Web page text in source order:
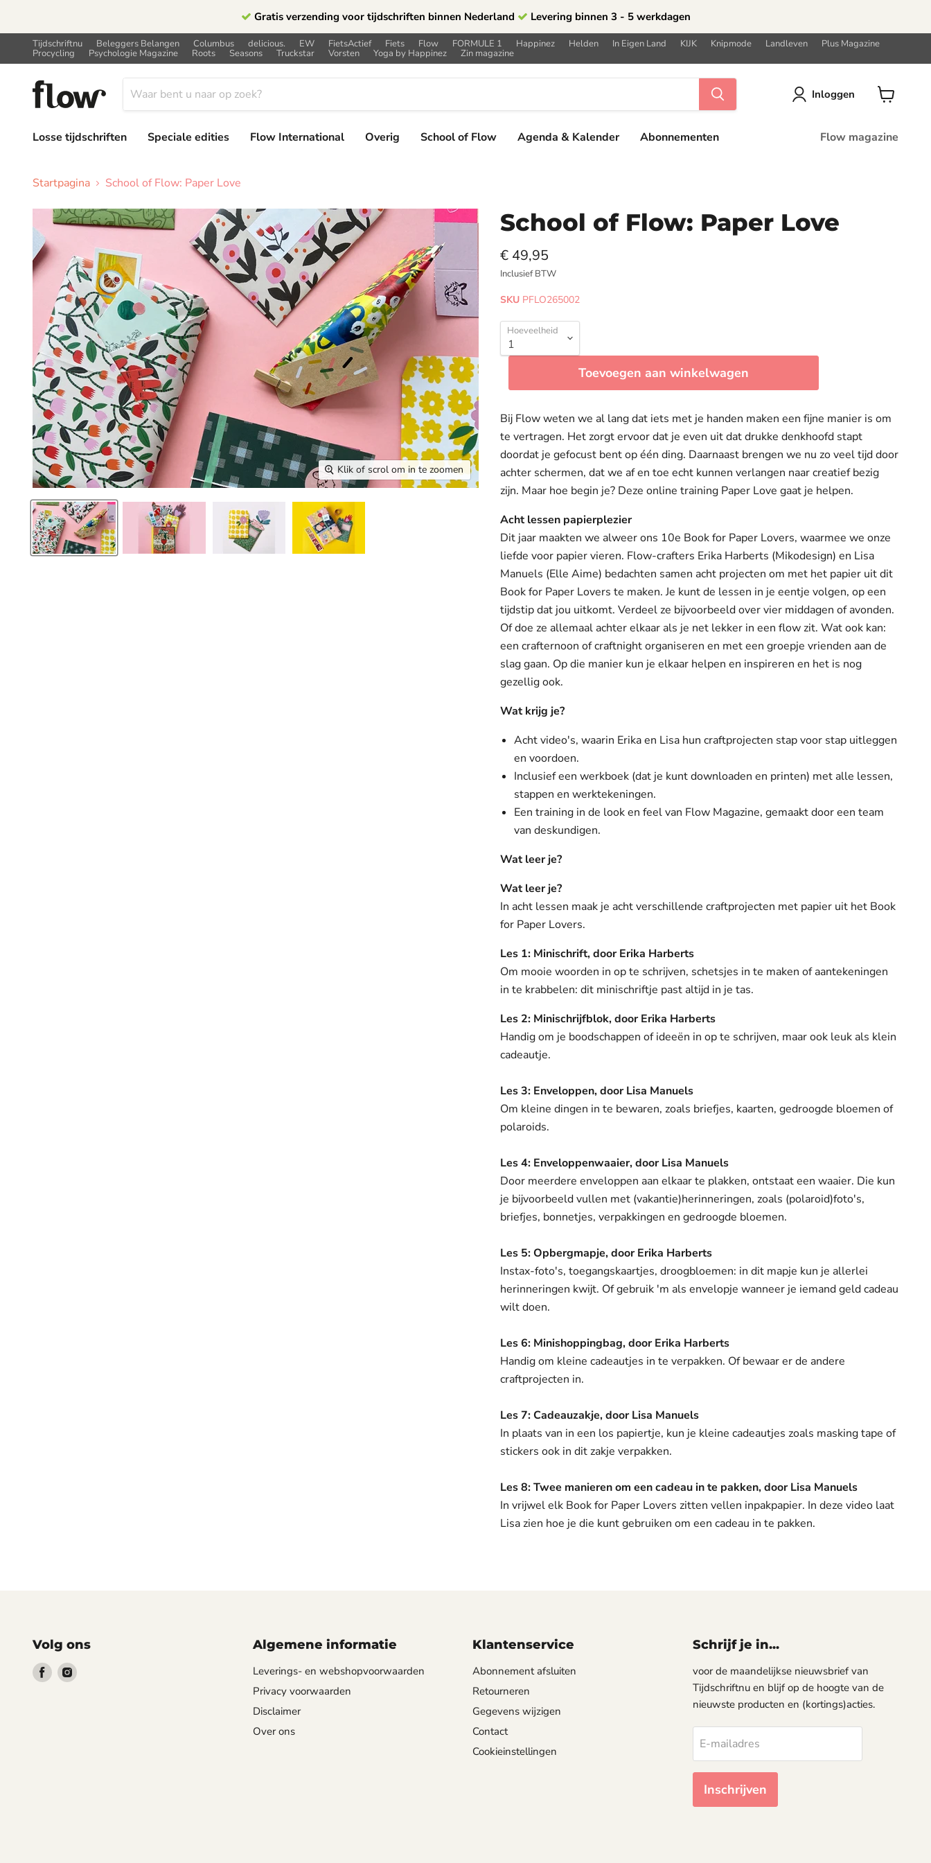
Gratis verzending voor tijdschriften binnen Nederland Levering binnen 3 - 5 werkdagen
Tijdschriftnu Beleggers Belangen Columbus delicious. EW FietsActief Fiets Flow FORMULE 1 Happinez Helden In Eigen Land KIJK Knipmode Landleven Plus Magazine
Procycling Psychologie Magazine Roots Seasons Truckstar Vorsten Yoga by Happinez Zin magazine
Inloggen
Losse tijdschriften
Speciale edities Flow International Overig School of Flow Agenda & Kalender Abonnementen Flow magazine
Startpagina School of Flow: Paper Love
Klik of scrol om in te zoomen
School of Flow: Paper Love
€ 49,95
Inclusief BTW
SKU PFLO265002
Hoeveelheid
Toevoegen aan winkelwagen
Bij Flow weten we al lang dat iets met je handen maken een fijne manier is om
te vertragen. Het zorgt ervoor dat je even uit dat drukke denkhoofd stapt
doordat je gefocust bent op één ding. Daarnaast brengen we nu zo veel tijd door
achter schermen, dat we af en toe echt kunnen verlangen naar creatief bezig
zijn. Maar hoe begin je? Deze online training Paper Love gaat je helpen.
Acht lessen papierplezier
Dit jaar maakten we alweer ons 10e Book for Paper Lovers, waarmee we onze
liefde voor papier vieren. Flow-crafters Erika Harberts (Mikodesign) en Lisa
Manuels (Elle Aime) bedachten samen acht projecten om met het papier uit dit
Book for Paper Lovers te maken. Je kunt de lessen in je eentje volgen, op een
tijdstip dat jou uitkomt. Verdeel ze bijvoorbeeld over vier middagen of avonden.
Of doe ze allemaal achter elkaar als je net lekker in een flow zit. Wat ook kan:
een crafternoon of craftnight organiseren en met een groepje vrienden aan de
slag gaan. Op die manier kun je elkaar helpen en inspireren en het is nog
gezellig ook.
Wat krijg je?
Acht video's, waarin Erika en Lisa hun craftprojecten stap voor stap uitleggen
en voordoen.
Inclusief een werkboek (dat je kunt downloaden en printen) met alle lessen,
stappen en werktekeningen.
Een training in de look en feel van Flow Magazine, gemaakt door een team
van deskundigen.
Wat leer je?
Wat leer je?
In acht lessen maak je acht verschillende craftprojecten met papier uit het Book
for Paper Lovers.
Les 1: Minischrift, door Erika Harberts
Om mooie woorden in op te schrijven, schetsjes in te maken of aantekeningen
in te krabbelen: dit minischriftje past altijd in je tas.
Les 2: Minischrijfblok, door Erika Harberts
Handig om je boodschappen of ideeën in op te schrijven, maar ook leuk als klein
cadeautje.
Les 3: Enveloppen, door Lisa Manuels
Om kleine dingen in te bewaren, zoals briefjes, kaarten, gedroogde bloemen of
polaroids.
Les 4: Enveloppenwaaier, door Lisa Manuels
Door meerdere enveloppen aan elkaar te plakken, ontstaat een waaier. Die kun
je bijvoorbeeld vullen met (vakantie)herinneringen, zoals (polaroid)foto's,
briefjes, bonnetjes, verpakkingen en gedroogde bloemen.
Les 5: Opbergmapje, door Erika Harberts
Instax-foto's, toegangskaartjes, droogbloemen: in dit mapje kun je allerlei
herinneringen kwijt. Of gebruik 'm als envelopje wanneer je iemand geld cadeau
wilt doen.
Les 6: Minishoppingbag, door Erika Harberts
Handig om kleine cadeautjes in te verpakken. Of bewaar er de andere
craftprojecten in.
Les 7: Cadeauzakje, door Lisa Manuels
In plaats van in een los papiertje, kun je kleine cadeautjes zoals masking tape of
stickers ook in dit zakje verpakken.
Les 8: Twee manieren om een cadeau in te pakken, door Lisa Manuels
In vrijwel elk Book for Paper Lovers zitten vellen inpakpapier. In deze video laat
Lisa zien hoe je die kunt gebruiken om een cadeau in te pakken.
Volg ons
Vind Vind
Algemene informatie
Leverings- en webshopvoorwaarden
Privacy voorwaarden
Disclaimer
Over ons
Klantenservice
Abonnement afsluiten
Retourneren
Gegevens wijzigen
Contact
Cookieinstellingen
Schrijf je in...
voor de maandelijkse nieuwsbrief van
Tijdschriftnu en blijf op de hoogte van de
nieuwste producten en (kortings)acties.
E-mailadres
Inschrijven